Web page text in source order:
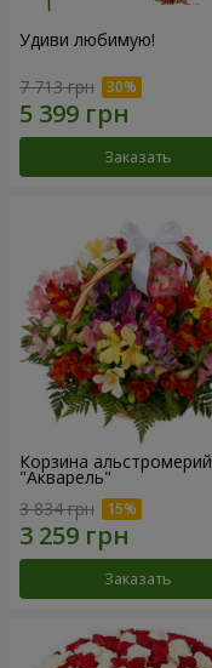
Удиви любимую!
7 713 грн
Заказать
Корзина альстромерий
"Акварель"
3 834 грн
Заказать